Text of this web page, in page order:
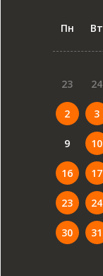
Пн Вт
23 24
2 3
9 10
16 17
23 24
30 31